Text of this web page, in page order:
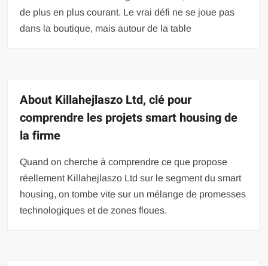
de plus en plus courant. Le vrai défi ne se joue pas
dans la boutique, mais autour de la table
About Killahejlaszo Ltd, clé pour
comprendre les projets smart housing de
la firme
Quand on cherche à comprendre ce que propose
réellement Killahejlaszo Ltd sur le segment du smart
housing, on tombe vite sur un mélange de promesses
technologiques et de zones floues.